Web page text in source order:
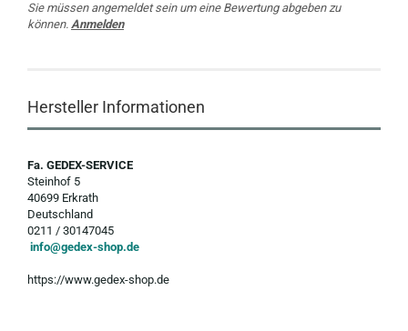
Sie müssen angemeldet sein um eine Bewertung abgeben zu
können. Anmelden
Hersteller Informationen
Fa. GEDEX-SERVICE
Steinhof 5
40699 Erkrath
Deutschland
0211 / 30147045
info@gedex-shop.de
https://www.gedex-shop.de